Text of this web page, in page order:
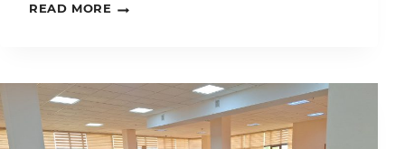
READ MORE
TDAU
VA
RAQAMLASHTIRISH
YO‘NALISHIDA
MALAKA
OSHIRDI